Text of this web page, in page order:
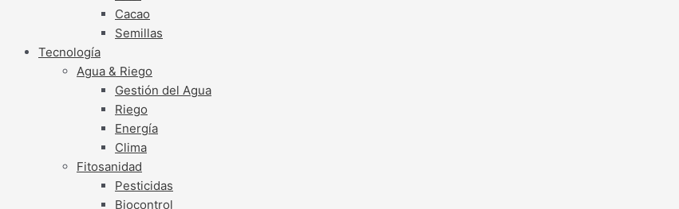
Cacao
Semillas
Tecnología
Agua & Riego
Gestión del Agua
Riego
Energía
Clima
Fitosanidad
Pesticidas
Biocontrol